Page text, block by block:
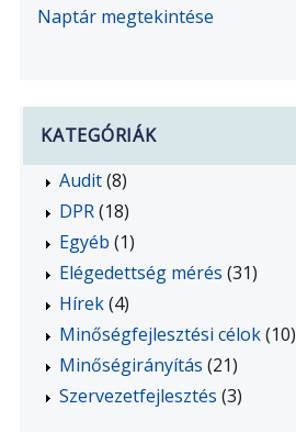
Naptár megtekintése
KATEGÓRIÁK
Audit(8)
DPR(18)
Egyéb (1)
Elégedettség mérés (31)
Hírek(4)
Minőségfejlesztési célok(10)
Minőségirányítás (21)
Szervezetfejlesztés (3)